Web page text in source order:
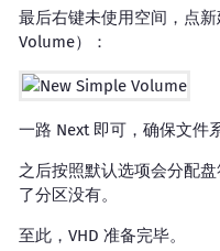
最后右键未使用空间，点
Volume）：
一路 Next 即可，确保文件系
之后按照默认选项会分配
了分区没有。
至此，VHD 准备完毕。